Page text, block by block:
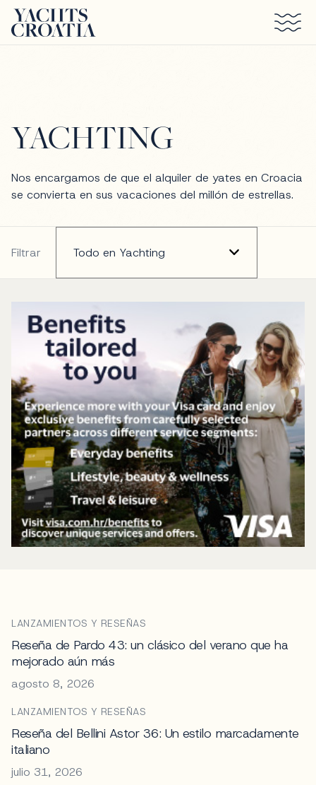
Saltar al contenido principal
YACHTING
Nos encargamos de que el alquiler de yates en Croacia
se convierta en sus vacaciones del millón de estrellas.
Filtrar
LANZAMIENTOS Y RESEÑAS
Reseña de Pardo 43: un clásico del verano que ha
mejorado aún más
agosto 8, 2026
LANZAMIENTOS Y RESEÑAS
Reseña del Bellini Astor 36: Un estilo marcadamente
italiano
julio 31, 2026